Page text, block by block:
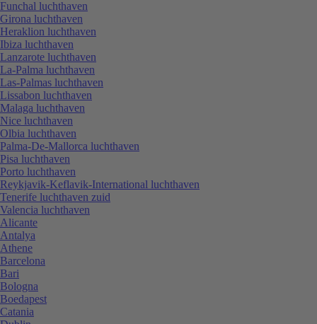
Funchal luchthaven
Girona luchthaven
Heraklion luchthaven
Ibiza luchthaven
Lanzarote luchthaven
La-Palma luchthaven
Las-Palmas luchthaven
Lissabon luchthaven
Malaga luchthaven
Nice luchthaven
Olbia luchthaven
Palma-De-Mallorca luchthaven
Pisa luchthaven
Porto luchthaven
Reykjavik-Keflavik-International luchthaven
Tenerife luchthaven zuid
Valencia luchthaven
Alicante
Antalya
Athene
Barcelona
Bari
Bologna
Boedapest
Catania